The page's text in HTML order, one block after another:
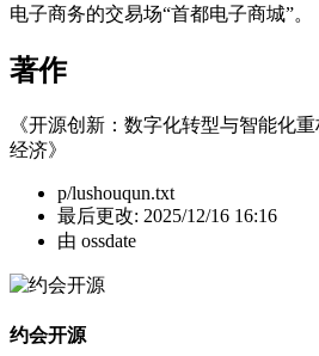
电子商务的交易场“首都电子商城”。
著作
《开源创新：数字化转型与智能化
经济》
p/lushouqun.txt
最后更改: 2025/12/16 16:16
由 ossdate
约会开源